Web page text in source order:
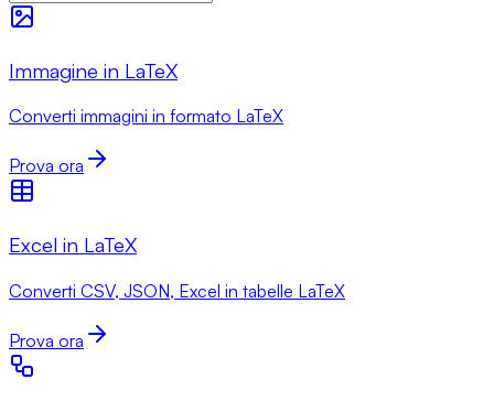
Immagine in LaTeX
Converti immagini in formato LaTeX
Prova ora
Excel in LaTeX
Converti CSV, JSON, Excel in tabelle LaTeX
Prova ora